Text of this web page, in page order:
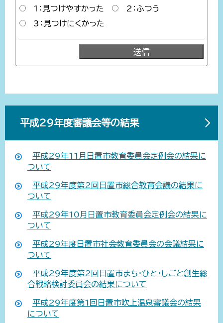
1：見つけやすかった
2：ふつう
3：見つけにくかった
平成29年度審議会等の結果
平成29年11月日置市教育委員会定例会の結果に
ついて
平成29年度第2回日置市総合教育会議の結果に
ついて
平成29年10月日置市教育委員会定例会の結果に
ついて
平成29年度日置市社会教育委員会の会議結果に
ついて
平成29年度第2回日置市まち・ひと・しごと創生総
合戦略検討委員会の結果について
平成29年度第1回日置市吹上温泉審議会の結果
について